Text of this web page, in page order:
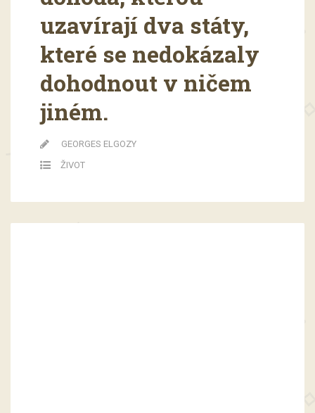
uzavírají dva státy,
které se nedokázaly
dohodnout v ničem
jiném.
GEORGES ELGOZY
ŽIVOT